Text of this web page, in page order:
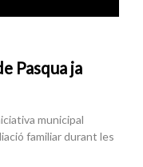
Pasqua ja
municipal
familiar durant les